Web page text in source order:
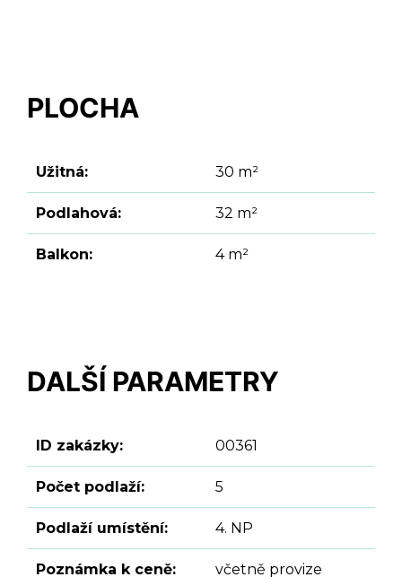
PLOCHA
Užitná: 30 m²
Podlahová: 32 m²
Balkon: 4 m²
DALŠÍ PARAMETRY
ID zakázky: 00361
Počet podlaží: 5
Podlaží umístění: 4. NP
Poznámka k ceně: včetně provize